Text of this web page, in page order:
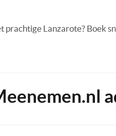
prachtige Lanzarote? Boek